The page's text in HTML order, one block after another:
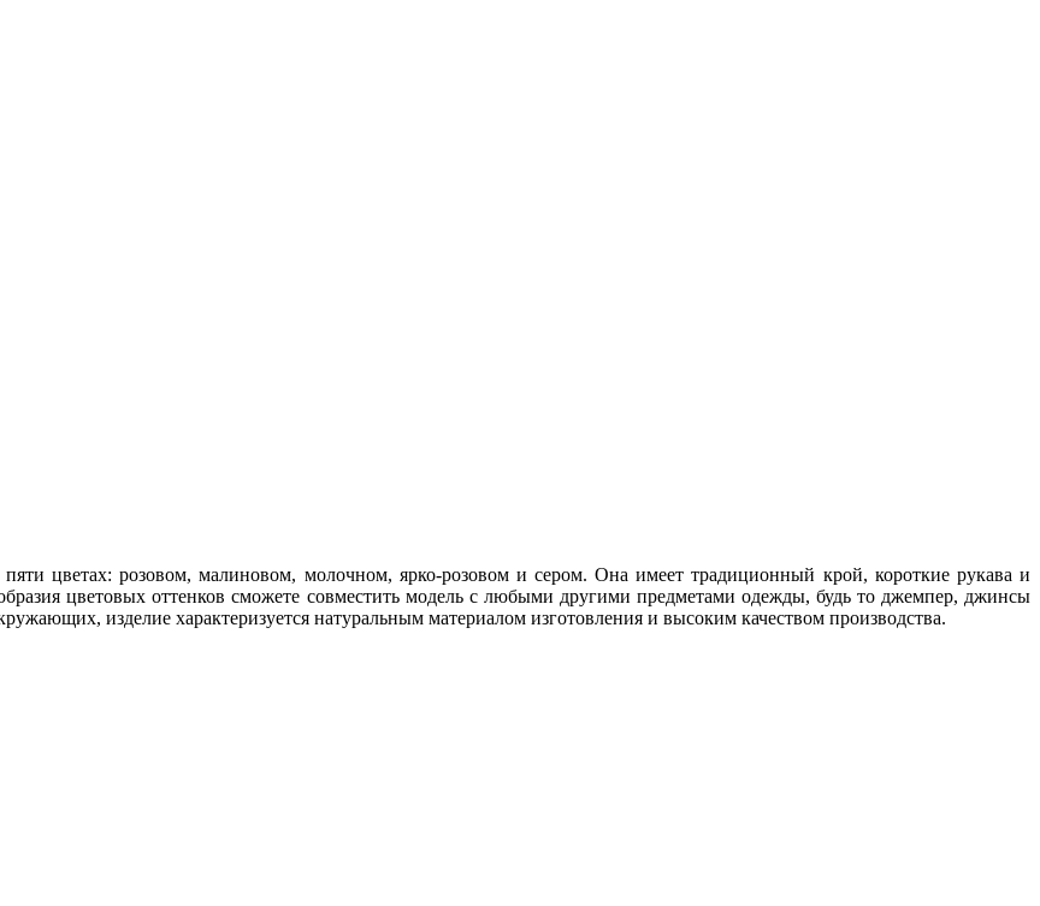
цветах: розовом, малиновом, молочном, ярко-розовом и сером. Она имеет традиционный крой, короткие рукава и
цветовых оттенков сможете совместить модель с любыми другими предметами одежды, будь то джемпер, джинсы
изделие характеризуется натуральным материалом изготовления и высоким качеством производства.